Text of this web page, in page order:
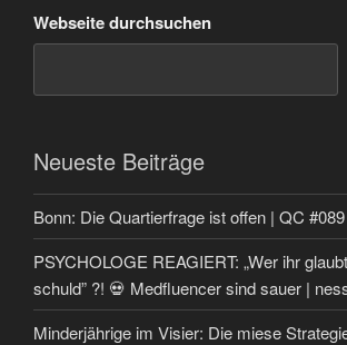
Webseite durchsuchen
Neueste Beiträge
Bonn: Die Quartierfrage ist offen | QC #089
PSYCHOLOGE REAGIERT: „Wer ihr
schuld” ?! 💀 Medfluencer sind sauer |
Minderjährige im Visier: Die miese